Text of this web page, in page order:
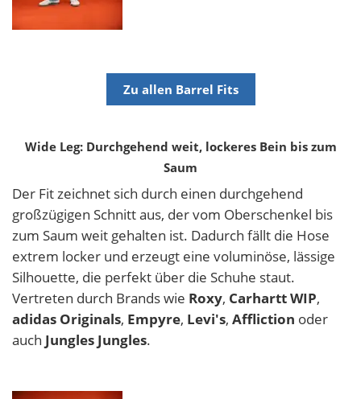
Zu allen Barrel Fits
Wide Leg: Durchgehend weit, lockeres Bein bis zum
Saum
Der Fit zeichnet sich durch einen durchgehend
großzügigen Schnitt aus, der vom Oberschenkel bis
zum Saum weit gehalten ist. Dadurch fällt die Hose
extrem locker und erzeugt eine voluminöse, lässige
Silhouette, die perfekt über die Schuhe staut.
Vertreten durch Brands wie Roxy, Carhartt WIP,
adidas Originals, Empyre, Levi's, Affliction oder
auch Jungles Jungles.